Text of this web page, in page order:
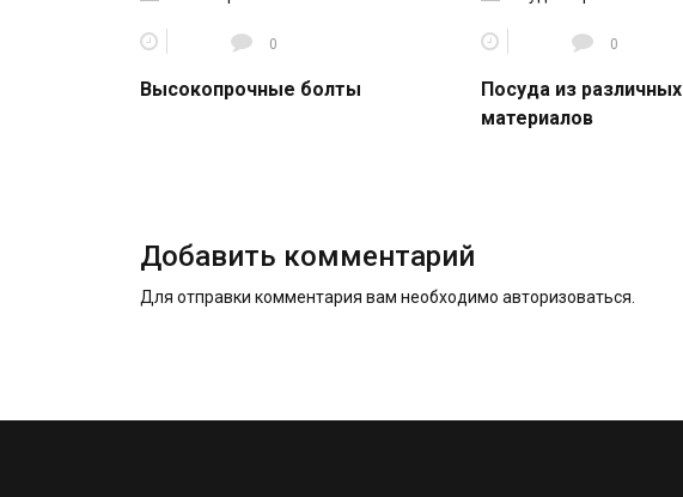
0
Высокопрочные болты
0
Посуда из различных
материалов
Добавить комментарий
Для отправки комментария вам необходимо авторизоваться